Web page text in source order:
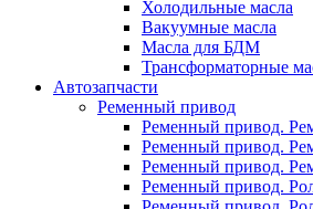
Холодильные масла
Вакуумные масла
Масла для БДМ
Трансформаторные
Автозапчасти
Ременный привод
Ременный привод.
Ременный привод.
Ременный привод.
Ременный привод.